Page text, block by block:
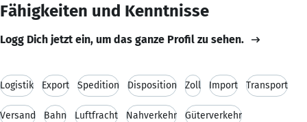
Fähigkeiten und Kenntnisse
Logg Dich jetzt ein, um das ganze Profil zu sehen.
Logistik Export Spedition Disposition Zoll Import Transport
Versand Bahn Luftfracht Nahverkehr Güterverkehr